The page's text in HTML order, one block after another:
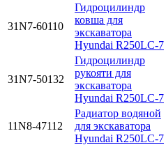
31N7-60110
Гидроцилиндр
ковша для
экскаватора
Hyundai R250LC-7
31N7-50132
Гидроцилиндр
рукояти для
экскаватора
Hyundai R250LC-7
11N8-47112
Радиатор водяной
для экскаватора
Hyundai R250LC-7